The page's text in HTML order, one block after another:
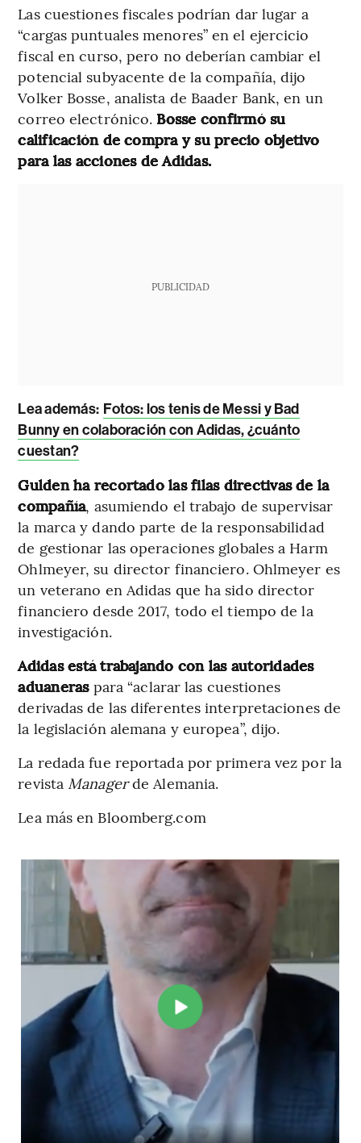
Las cuestiones fiscales podrían dar lugar a
“cargas puntuales menores” en el ejercicio
fiscal en curso, pero no deberían cambiar el
potencial subyacente de la compañía, dijo
Volker Bosse, analista de Baader Bank, en un
correo electrónico. Bosse confirmó su
calificación de compra y su precio objetivo
para las acciones de Adidas.
PUBLICIDAD
Lea además: Fotos: los tenis de Messi y Bad
Bunny en colaboración con Adidas, ¿cuánto
cuestan?
Gulden ha recortado las filas directivas de la
compañía, asumiendo el trabajo de supervisar
la marca y dando parte de la responsabilidad
de gestionar las operaciones globales a Harm
Ohlmeyer, su director financiero. Ohlmeyer es
un veterano en Adidas que ha sido director
financiero desde 2017, todo el tiempo de la
investigación.
Adidas está trabajando con las autoridades
aduaneras para “aclarar las cuestiones
derivadas de las diferentes interpretaciones de
la legislación alemana y europea”, dijo.
La redada fue reportada por primera vez por la
revista Managerde Alemania.
Lea más en Bloomberg.com